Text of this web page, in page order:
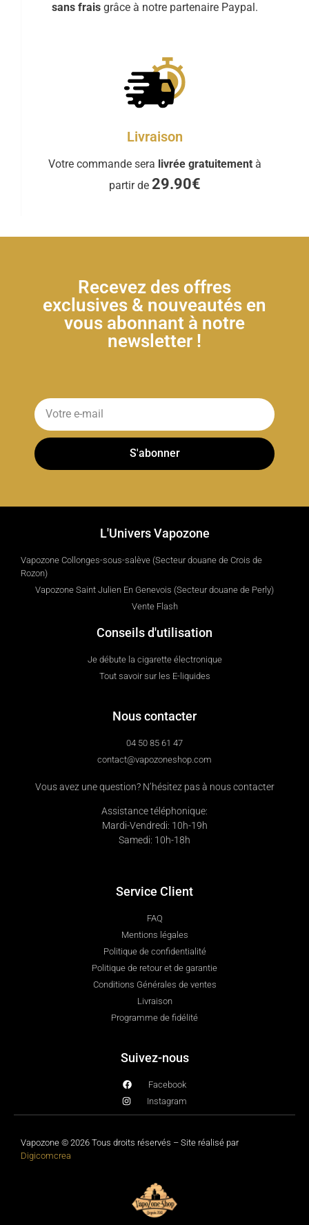
sans frais grâce à notre partenaire Paypal.
Livraison
Votre commande sera livrée gratuitement à
partir de 29.90€
Recevez des offres
exclusives & nouveautés en
vous abonnant à notre
newsletter !
S'abonner
L'Univers Vapozone
Vapozone Collonges-sous-salève (Secteur douane de Crois de
Rozon)
Vapozone Saint Julien En Genevois (Secteur douane de Perly)
Vente Flash
Conseils d'utilisation
Je débute la cigarette électronique
Tout savoir sur les E-liquides
Nous contacter
04 50 85 61 47
contact@vapozoneshop.com
Vous avez une question? N’hésitez pas à nous contacter
Assistance téléphonique:
Mardi-Vendredi: 10h-19h
Samedi: 10h-18h
Service Client
FAQ
Mentions légales
Politique de confidentialité
Politique de retour et de garantie
Conditions Générales de ventes
Livraison
Programme de fidélité
Suivez-nous
Facebook
Instagram
Vapozone © 2026 Tous droits réservés – Site réalisé par
Digicomcrea